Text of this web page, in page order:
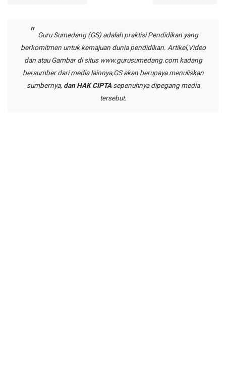
Guru Sumedang (GS) adalah praktisi Pendidikan yang
berkomitmen untuk kemajuan dunia pendidikan. Artikel,Video
dan atau Gambar di situs www.gurusumedang.comkadang
bersumber dari media lainnya,GS akan berupaya menuliskan
sumbernya, dan HAK CIPTAsepenuhnya dipegang media
tersebut.